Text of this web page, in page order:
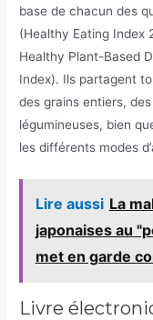
base de chacun des
(Healthy Eating Index
Healthy Plant-Based
Index). Ils partagent
des grains entiers,
légumineuses, bien
les différents modes
Lire aussi La
japonaises au
met en garde
Livre